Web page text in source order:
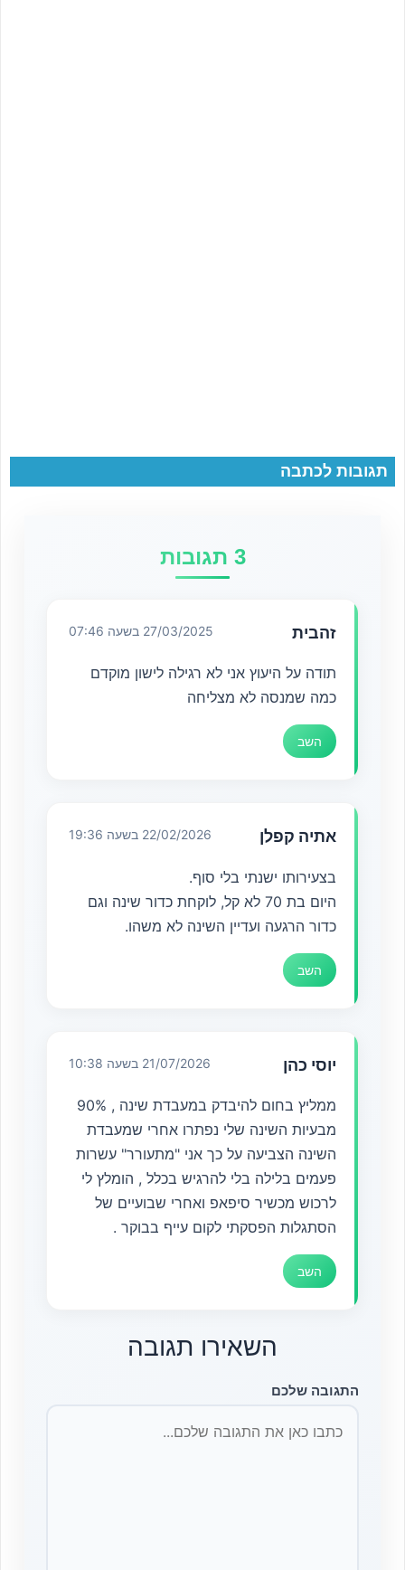
תגובות לכתבה
3 תגובות
זהבית 27/03/2025 בשעה 07:46
תודה על היעוץ אני לא רגילה לישון מוקדם
כמה שמנסה לא מצליחה
השב
אתיה קפלן 22/02/2026 בשעה 19:36
בצעירותו ישנתי בלי סוף.
היום בת 70 לא קל, לוקחת כדור שינה וגם
כדור הרגעה ועדיין השינה לא משהו.
השב
יוסי כהן 21/07/2026 בשעה 10:38
ממליץ בחום להיבדק במעבדת שינה , 90%
מבעיות השינה שלי נפתרו אחרי שמעבדת
השינה הצביעה על כך אני "מתעורר" עשרות
פעמים בלילה בלי להרגיש בכלל , הומלץ לי
לרכוש מכשיר סיפאפ ואחרי שבועיים של
הסתגלות הפסקתי לקום עייף בבוקר .
השב
השאירו תגובה
התגובה שלכם